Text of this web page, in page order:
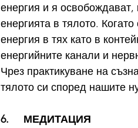
енергия и я
енергията в тялото.
енергия в тях като в
енергийните канали и
Чрез практикуване на
тялото си според нашите
6.     МЕДИТАЦИЯ